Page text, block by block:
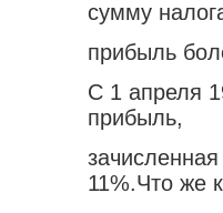
сумму
прибыль
С 1 апреля
прибыль,
11%.Что же